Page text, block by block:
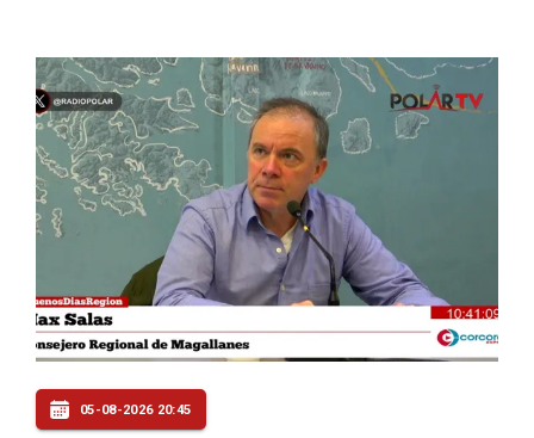
05-08-2026 20:45